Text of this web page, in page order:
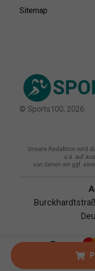
Sitemap
© Sports100, 2026
Unsere Redaktion wird
u.a. auf
von denen wir ggf.